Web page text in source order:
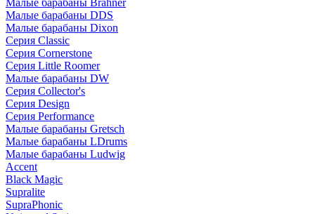
Малые барабаны Brahner
Малые барабаны DDS
Малые барабаны Dixon
Серия Classic
Серия Cornerstone
Серия Little Roomer
Малые барабаны DW
Серия Collector's
Серия Design
Серия Performance
Малые барабаны Gretsch
Малые барабаны LDrums
Малые барабаны Ludwig
Accent
Black Magic
Supralite
SupraPhonic